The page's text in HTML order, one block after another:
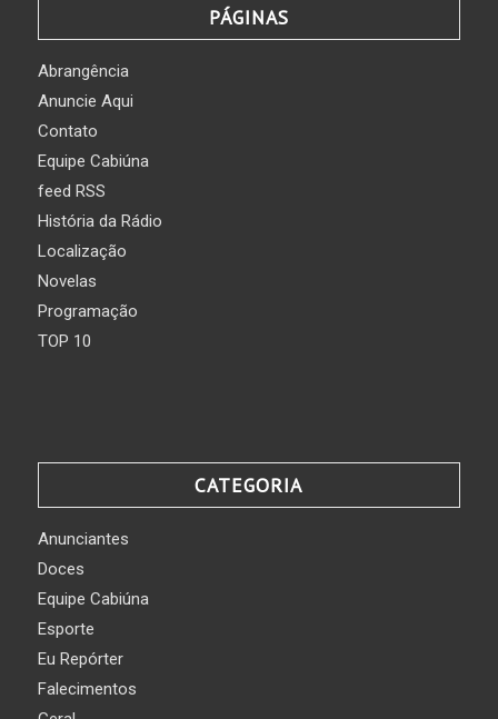
PÁGINAS
Abrangência
Anuncie Aqui
Contato
Equipe Cabiúna
feed RSS
História da Rádio
Localização
Novelas
Programação
TOP 10
CATEGORIA
Anunciantes
Doces
Equipe Cabiúna
Esporte
Eu Repórter
Falecimentos